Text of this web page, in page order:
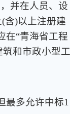
并在人员、设
含)以上注册建
在“青海省工程
和市政小型工
最多允许中标1